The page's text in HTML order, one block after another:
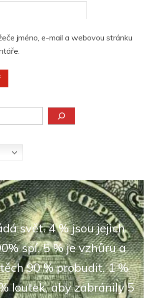
jméno, e-mail a webovou stránku
svět. 4 % jsou jejich
spí. 5 % je vzhůru a
90 % probudit. 1 %
loutek, aby zabránily 5